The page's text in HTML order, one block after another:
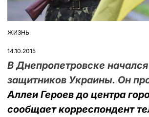
ОПУБЛІКУВАТИ
ЖИЗНЬ
14.10.2015
В Днепропетровске
защитников Украины. Он
Аллеи Героев до центра
сообщает корреспондент